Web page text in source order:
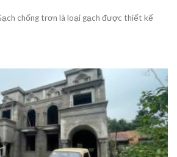
chống trơn là loại gạch được thiết kế